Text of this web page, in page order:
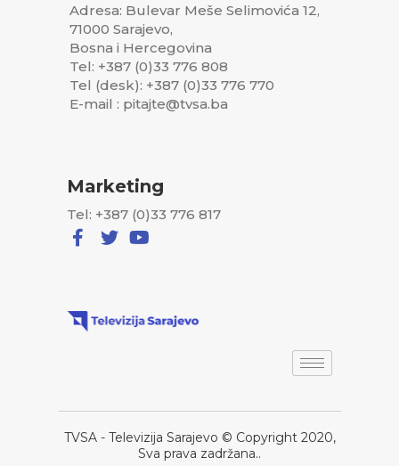
Adresa: Bulevar Meše Selimovića 12,
71000 Sarajevo,
Bosna i Hercegovina
Tel: +387 (0)33 776 808
Tel (desk): +387 (0)33 776 770
E-mail : pitajte@tvsa.ba
Marketing
Tel: +387 (0)33 776 817
TVSA - Televizija Sarajevo © Copyright 2020,
Sva prava zadržana..